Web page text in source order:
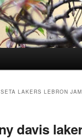
LAKERS LEBRON
davis